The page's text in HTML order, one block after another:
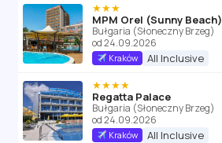
★★★
MPM Orel (Sunny Beach)
Bułgaria (Słoneczny Brzeg)
od 24.09.2026
Kraków All Inclusive
★★★★
Regatta Palace
Bułgaria (Słoneczny Brzeg)
od 24.09.2026
Kraków All Inclusive